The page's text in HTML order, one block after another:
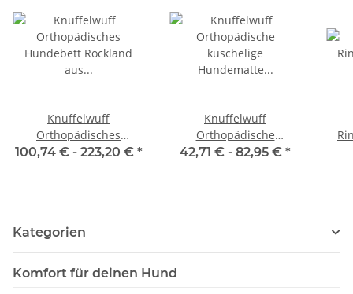
Knuffelwuff
Orthopädisches
Hundebett Rockland aus
100,74 € - 223,20 € *
Knuffelwuff
Orthopädische
kuschelige Hundematte
42,71 € - 82,95 € *
Kategorien
Komfort für deinen Hund